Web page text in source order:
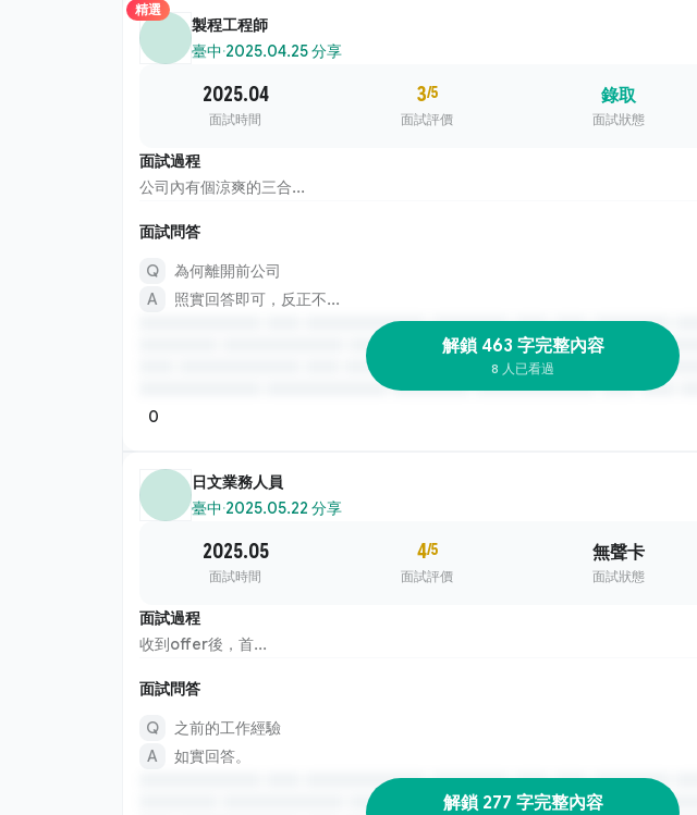
精選
製程工程師
臺中·2025.04.25 分享
2025.04
面試時間
3/5
面試評價
錄取
面試狀態
面試過程
公司內有個涼爽的三合...
面試問答
為何離開前公司
照實回答即可，反正不...
解鎖 463 字完整內容
8 人已看過
0
日文業務人員
臺中·2025.05.22 分享
2025.05
面試時間
4/5
面試評價
無聲卡
面試狀態
面試過程
收到offer後，首...
面試問答
之前的工作經驗
如實回答。
解鎖 277 字完整內容